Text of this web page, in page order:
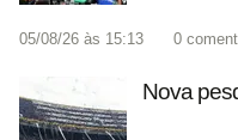
05/08/26 às 15:13 0
Nova